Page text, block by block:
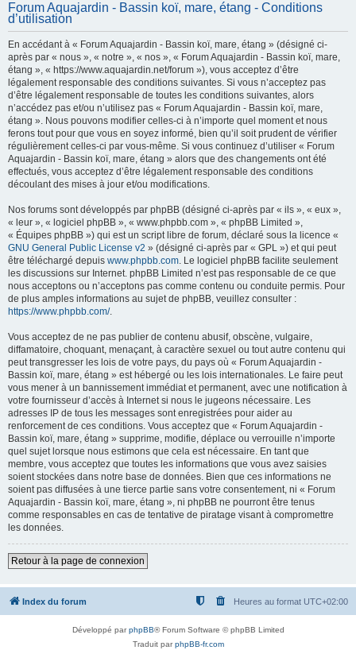
Forum Aquajardin - Bassin koï, mare, étang - Conditions
d’utilisation
En accédant à « Forum Aquajardin - Bassin koï, mare, étang » (désigné ci-
après par « nous », « notre », « nos », « Forum Aquajardin - Bassin koï, mare,
étang », « https://www.aquajardin.net/forum »), vous acceptez d’être
légalement responsable des conditions suivantes. Si vous n’acceptez pas
d’être légalement responsable de toutes les conditions suivantes, alors
n’accédez pas et/ou n’utilisez pas « Forum Aquajardin - Bassin koï, mare,
étang ». Nous pouvons modifier celles-ci à n’importe quel moment et nous
ferons tout pour que vous en soyez informé, bien qu’il soit prudent de vérifier
régulièrement celles-ci par vous-même. Si vous continuez d’utiliser « Forum
Aquajardin - Bassin koï, mare, étang » alors que des changements ont été
effectués, vous acceptez d’être légalement responsable des conditions
découlant des mises à jour et/ou modifications.
Nos forums sont développés par phpBB (désigné ci-après par « ils », « eux »,
« leur », « logiciel phpBB », « www.phpbb.com », « phpBB Limited »,
« Équipes phpBB ») qui est un script libre de forum, déclaré sous la licence «
GNU General Public License v2 » (désigné ci-après par « GPL ») et qui peut
être téléchargé depuis www.phpbb.com. Le logiciel phpBB facilite seulement
les discussions sur Internet. phpBB Limited n’est pas responsable de ce que
nous acceptons ou n’acceptons pas comme contenu ou conduite permis. Pour
de plus amples informations au sujet de phpBB, veuillez consulter :
https://www.phpbb.com/.
Vous acceptez de ne pas publier de contenu abusif, obscène, vulgaire,
diffamatoire, choquant, menaçant, à caractère sexuel ou tout autre contenu qui
peut transgresser les lois de votre pays, du pays où « Forum Aquajardin -
Bassin koï, mare, étang » est hébergé ou les lois internationales. Le faire peut
vous mener à un bannissement immédiat et permanent, avec une notification à
votre fournisseur d’accès à Internet si nous le jugeons nécessaire. Les
adresses IP de tous les messages sont enregistrées pour aider au
renforcement de ces conditions. Vous acceptez que « Forum Aquajardin -
Bassin koï, mare, étang » supprime, modifie, déplace ou verrouille n’importe
quel sujet lorsque nous estimons que cela est nécessaire. En tant que
membre, vous acceptez que toutes les informations que vous avez saisies
soient stockées dans notre base de données. Bien que ces informations ne
soient pas diffusées à une tierce partie sans votre consentement, ni « Forum
Aquajardin - Bassin koï, mare, étang », ni phpBB ne pourront être tenus
comme responsables en cas de tentative de piratage visant à compromettre
les données.
Retour à la page de connexion
Index du forum Heures au format UTC+02:00
Développé parphpBB® Forum Software © phpBB Limited
Traduit parphpBB-fr.com